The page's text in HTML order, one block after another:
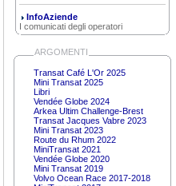
InfoAziende
I comunicati degli operatori
ARGOMENTI
Transat Café L'Or 2025
Mini Transat 2025
Libri
Vendée Globe 2024
Arkea Ultim Challenge-Brest
Transat Jacques Vabre 2023
Mini Transat 2023
Route du Rhum 2022
MiniTransat 2021
Vendée Globe 2020
Mini Transat 2019
Volvo Ocean Race 2017-2018